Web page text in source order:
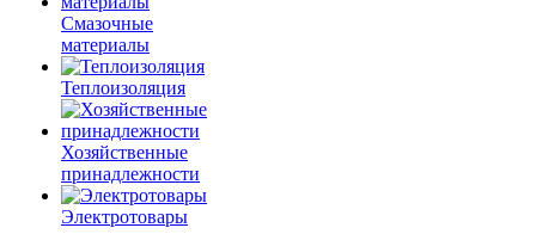
Смазочные
материалы
Теплоизоляция
Хозяйственные
принадлежности
Электротовары